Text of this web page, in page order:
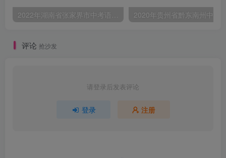
2022年湖南省张家界市中考语文真题（空白卷）
评论 抢沙发
请登录后发表评论
登录 注册